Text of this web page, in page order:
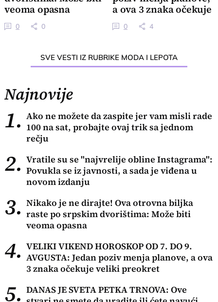
veoma opasna
0 0
a ova 3 znaka očekuje
veliki preokret
0 4
SVE VESTI IZ RUBRIKE MODA I LEPOTA
Najnovije
1. Ako ne možete da zaspite jer vam misli rade
100 na sat, probajte ovaj trik sa jednom
rečju
2. Vratile su se "najvrelije obline Instagrama":
Povukla se iz javnosti, a sada je viđena u
novom izdanju
3. Nikako je ne dirajte! Ova otrovna biljka
raste po srpskim dvorištima: Može biti
veoma opasna
4. VELIKI VIKEND HOROSKOP OD 7. DO 9.
AVGUSTA: Jedan poziv menja planove, a ova
3 znaka očekuje veliki preokret
5. DANAS JE SVETA PETKA TRNOVA: Ove